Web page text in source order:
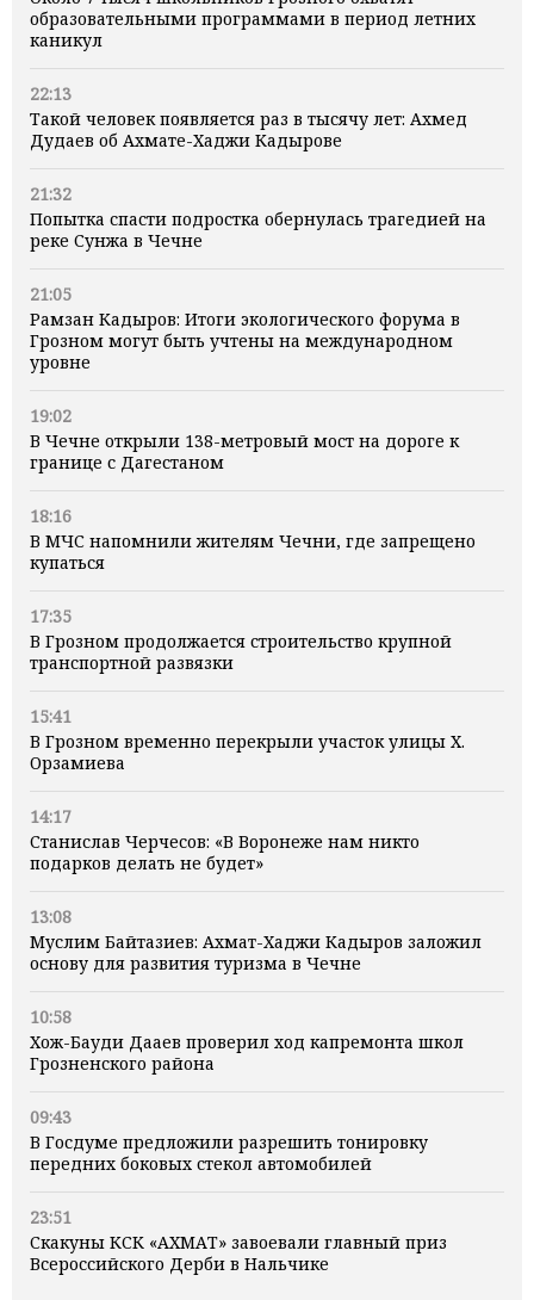
образовательными программами в период летних
каникул
22:13
Такой человек появляется раз в тысячу лет: Ахмед
Дудаев об Ахмате-Хаджи Кадырове
21:32
Попытка спасти подростка обернулась трагедией на
реке Сунжа в Чечне
21:05
Рамзан Кадыров: Итоги экологического форума в
Грозном могут быть учтены на международном
уровне
19:02
В Чечне открыли 138-метровый мост на дороге к
границе с Дагестаном
18:16
В МЧС напомнили жителям Чечни, где запрещено
купаться
17:35
В Грозном продолжается строительство крупной
транспортной развязки
15:41
В Грозном временно перекрыли участок улицы Х.
Орзамиева
14:17
Станислав Черчесов: «В Воронеже нам никто
подарков делать не будет»
13:08
Муслим Байтазиев: Ахмат-Хаджи Кадыров заложил
основу для развития туризма в Чечне
10:58
Хож-Бауди Дааев проверил ход капремонта школ
Грозненского района
09:43
В Госдуме предложили разрешить тонировку
передних боковых стекол автомобилей
23:51
Скакуны КСК «АХМАТ» завоевали главный приз
Всероссийского Дерби в Нальчике